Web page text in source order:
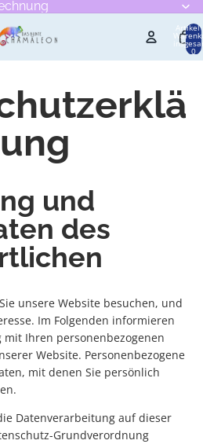
Artikel
0
und
des
unsere Website besuchen, und
Im Folgenden informieren
Ihren personenbezogenen
Website. Personenbezogene
mit denen Sie persönlich
Datenverarbeitung auf dieser
Grundverordnung